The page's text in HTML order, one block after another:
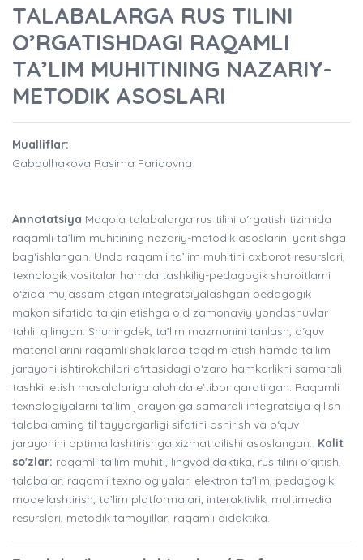
TALABALARGA RUS TILINI
O’RGATISHDAGI RAQAMLI
TA’LIM MUHITINING NAZARIY-
METODIK ASOSLARI
Mualliflar:
Gabdulhakova Rasima Faridovna
Annotatsiya Maqola talabalarga rus tilini o‘rgatish tizimida
raqamli ta’lim muhitining nazariy-metodik asoslarini yoritishga
bag‘ishlangan. Unda raqamli ta’lim muhitini axborot resurslari,
texnologik vositalar hamda tashkiliy-pedagogik sharoitlarni
o‘zida mujassam etgan integratsiyalashgan pedagogik
makon sifatida talqin etishga oid zamonaviy yondashuvlar
tahlil qilingan. Shuningdek, ta’lim mazmunini tanlash, o‘quv
materiallarini raqamli shakllarda taqdim etish hamda ta’lim
jarayoni ishtirokchilari o‘rtasidagi o‘zaro hamkorlikni samarali
tashkil etish masalalariga alohida e’tibor qaratilgan. Raqamli
texnologiyalarni ta’lim jarayoniga samarali integratsiya qilish
talabalarning til tayyorgarligi sifatini oshirish va o‘quv
jarayonini optimallashtirishga xizmat qilishi asoslangan.. Kalit
so'zlar: raqamli ta’lim muhiti, lingvodidaktika, rus tilini o’qitish,
talabalar, raqamli texnologiyalar, elektron ta’lim, pedagogik
modellashtirish, ta’lim platformalari, interaktivlik, multimedia
resurslari, metodik tamoyillar, raqamli didaktika.